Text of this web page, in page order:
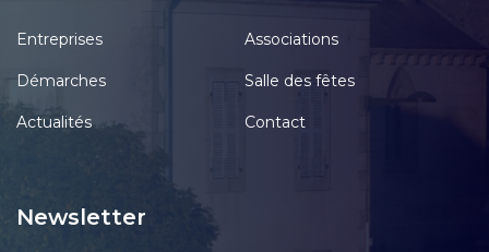
Entreprises Associations
Démarches Salle des fêtes
Actualités Contact
Newsletter